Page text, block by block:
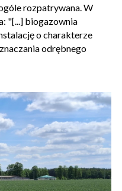
rozpatrywana. W
"[...] biogazownia
o charakterze
odrębnego